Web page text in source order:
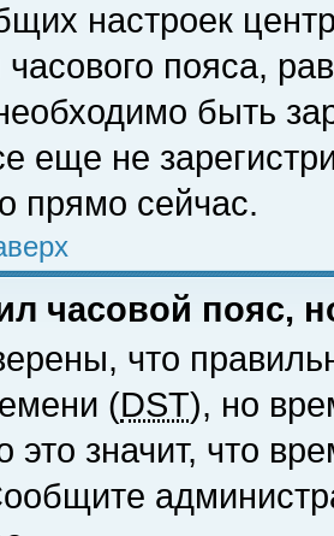
настроек
пояса,
быть
еще не
прямо сейчас.
часовой пояс,
что
(DST), но
это значит, что